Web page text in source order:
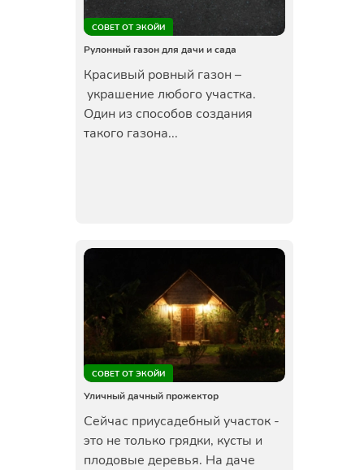
СОВЕТ ОТ ЭКОЙИ
Рулонный газон для дачи и сада
Красивый ровный газон –
украшение любого участка.
Один из способов создания
такого газона...
СОВЕТ ОТ ЭКОЙИ
Уличный дачный прожектор
Сейчас приусадебный участок -
это не только грядки, кусты и
плодовые деревья. На даче